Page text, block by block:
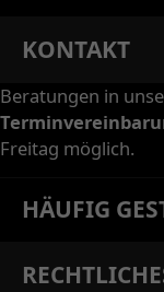
KONTAKT
Beratungen in
Freitag möglich.
HÄUFIG